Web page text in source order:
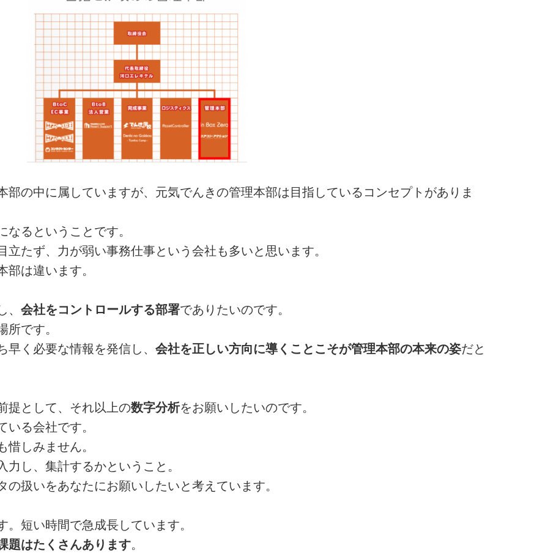
の中に属していますが、元気でんきの管理本部は目指しているコンセプトがありま
なるということです。
たず、力が弱い事務仕事という会社も多いと思います。
は違います。
会社をコントロールする部署でありたいのです。
です。
く必要な情報を発信し、 会社を正しい方向に導くことこそが管理本部の本来の姿だと
提として、それ以上の数字分析をお願いしたいのです。
る会社です。
しみません。
し、集計するかということ。
扱いをあなたにお願いしたいと考えています。
短い時間で急成長しています。
題はたくさんあります。